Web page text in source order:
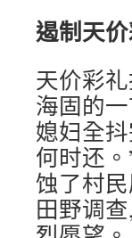
遏制天
天价彩
海固的
媳妇全
何时还
蚀了村
田野调